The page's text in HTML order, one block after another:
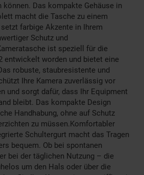
Das kompakte Gehäuse in
macht die Tasche zu einem
farbige Akzente in Ihrem
Schutz und
ist speziell für die
entwickelt worden und bietet eine
robuste, staubresistente und
Ihre Kamera zuverlässig vor
und sorgt dafür, dass Ihr Equipment
bleibt. Das kompakte Design
Handhabung, ohne auf Schutz
zu müssen.Komfortabler
Schultergurt macht das Tragen
bequem. Ob bei spontanen
bei der täglichen Nutzung – die
um den Hals oder über die